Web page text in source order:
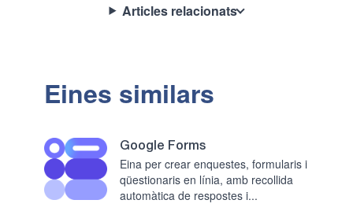
Articles relacionats
Eines similars
Google Forms
Eina per crear enquestes, formularis i
qüestionaris en línia, amb recollida
automàtica de respostes i...